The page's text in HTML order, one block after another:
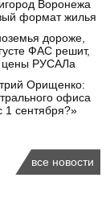
Воронежа
формат жилья
дороже,
ФАС решит,
цены РУСАЛа
Орищенко:
офиса
1 сентября?»
все новости